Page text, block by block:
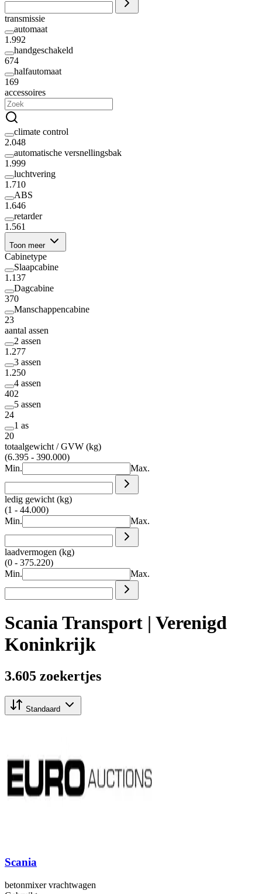
transmissie
automaat
1.992
handgeschakeld
674
halfautomaat
169
accessoires
climate control
2.048
automatische versnellingsbak
1.999
luchtvering
1.710
ABS
1.646
retarder
1.561
Toon meer
Cabinetype
Slaapcabine
1.137
Dagcabine
370
Manschappencabine
23
aantal assen
2 assen
1.277
3 assen
1.250
4 assen
402
5 assen
24
1 as
20
totaalgewicht / GVW (kg)
(6.395 - 390.000)
Min.
Max.
ledig gewicht (kg)
(1 - 44.000)
Min.
Max.
laadvermogen (kg)
(0 - 375.220)
Min.
Max.
Scania Transport | Verenigd
Koninkrijk
3.605 zoekertjes
Standaard
Scania
betonmixer vrachtwagen